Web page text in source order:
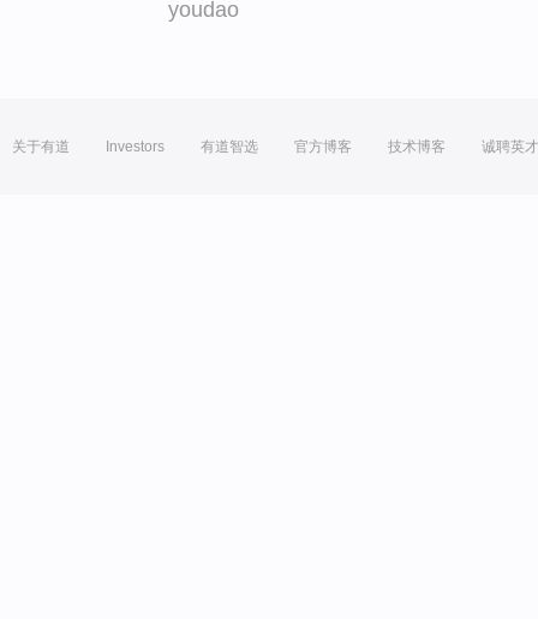
youdao
关于有道 Investors 有道智选 官方博客 技术博客 诚聘英才